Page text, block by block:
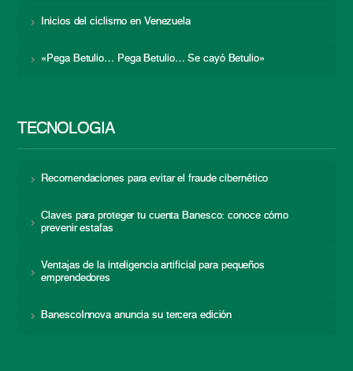
Inicios del ciclismo en Venezuela
«Pega Betulio… Pega Betulio… Se cayó Betulio»
TECNOLOGÍA
Recomendaciones para evitar el fraude cibernético
Claves para proteger tu cuenta Banesco: conoce cómo
prevenir estafas
Ventajas de la inteligencia artificial para pequeños
emprendedores
BanescoInnova anuncia su tercera edición